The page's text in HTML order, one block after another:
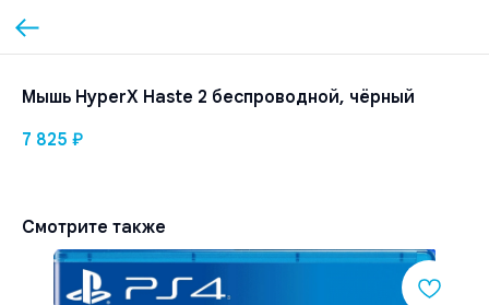
Мышь HyperX Haste 2 беспроводной, чёрный
7 825 ₽
Смотрите также